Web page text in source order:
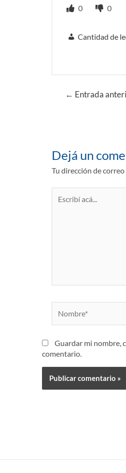
0 0
Cantidad de
Navegación
← Entrada
Dejá un
Tu dirección de
acá...
Guardar mi nombre,
comentario.